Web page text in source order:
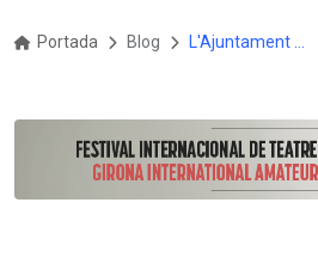
Portada Blog